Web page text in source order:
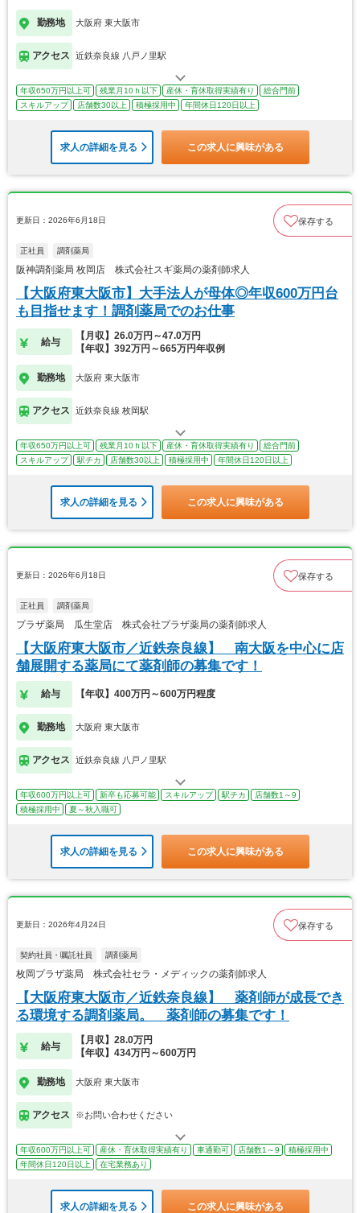
勤務地 大阪府 東大阪市
アクセス 近鉄奈良線 八戸ノ里駅
年収650万円以上可 残業月10ｈ以下 産休・育休取得実績有り
総合門前
スキルアップ
店舗数30以上 積極採用中 年間休日120日以上
求人の詳細を見る この求人に興味がある
更新日：2026年6月18日 保存する
正社員 調剤薬局
阪神調剤薬局 枚岡店 株式会社スギ薬局の薬剤師求人
【大阪府東大阪市】大手法人が母体◎年収600万円台
も目指せます！調剤薬局でのお仕事
給与
【月収】26.0万円～47.0万円
【年収】392万円～665万円年収例
勤務地 大阪府 東大阪市
アクセス 近鉄奈良線 枚岡駅
年収650万円以上可 残業月10ｈ以下 産休・育休取得実績有り
総合門前
スキルアップ
駅チカ 店舗数30以上 積極採用中 年間休日120日以上
求人の詳細を見る この求人に興味がある
更新日：2026年6月18日 保存する
正社員 調剤薬局
プラザ薬局 瓜生堂店 株式会社プラザ薬局の薬剤師求人
【大阪府東大阪市／近鉄奈良線】 南大阪を中心に店
舗展開する薬局にて薬剤師の募集です！
給与 【年収】400万円～600万円程度
勤務地 大阪府 東大阪市
アクセス 近鉄奈良線 八戸ノ里駅
年収600万円以上可 新卒も応募可能 スキルアップ 駅チカ
店舗数1～9
積極採用中
夏～秋入職可
求人の詳細を見る この求人に興味がある
更新日：2026年4月24日 保存する
契約社員・嘱託社員 調剤薬局
枚岡プラザ薬局 株式会社セラ・メディックの薬剤師求人
【大阪府東大阪市／近鉄奈良線】 薬剤師が成長でき
る環境する調剤薬局。 薬剤師の募集です！
給与
【月収】28.0万円
【年収】434万円～600万円
勤務地 大阪府 東大阪市
アクセス ※お問い合わせください
年収600万円以上可 産休・育休取得実績有り 車通勤可 店舗数1～9
積極採用中
年間休日120日以上
在宅業務あり
求人の詳細を見る この求人に興味がある